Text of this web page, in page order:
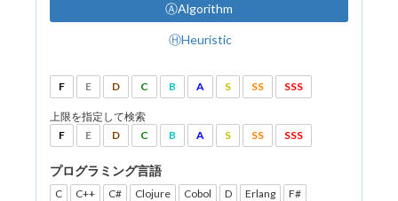
ⒶAlgorithm
ⒽHeuristic
F E D C B A S SS SSS
上限を指定して検索
F
E D C B A S SS SSS
プログラミング言語
C C++ C# Clojure Cobol D Erlang
F#